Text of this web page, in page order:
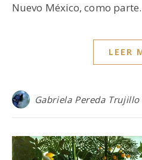
Nuevo México, como
LEER
Gabriela Pereda Trujillo